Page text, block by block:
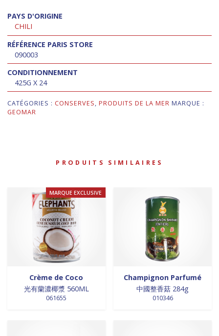
PAYS D'ORIGINE
CHILI
RÉFÉRENCE PARIS STORE
090003
CONDITIONNEMENT
425G X 24
CATÉGORIES : CONSERVES, PRODUITS DE LA MER MARQUE :
GEOMAR
PRODUITS SIMILAIRES
MARQUE EXCLUSIVE
Crème de Coco
光有蘭濃椰漿 560ML
061655
Champignon Parfumé
中國整香菇 284g
010346